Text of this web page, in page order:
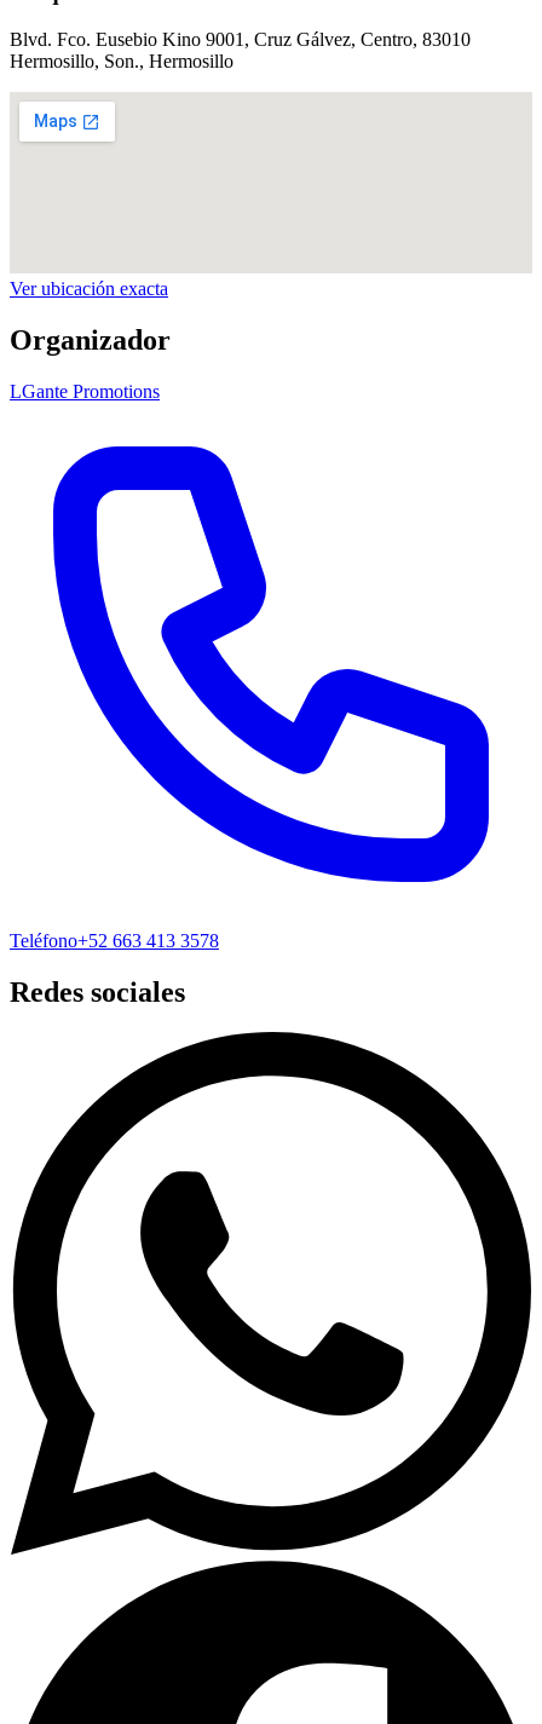
Blvd. Fco. Eusebio Kino 9001, Cruz Gálvez, Centro, 83010
Hermosillo, Son., Hermosillo
Ver ubicación exacta
Organizador
LGante Promotions
Teléfono+52 663 413 3578
Redes sociales